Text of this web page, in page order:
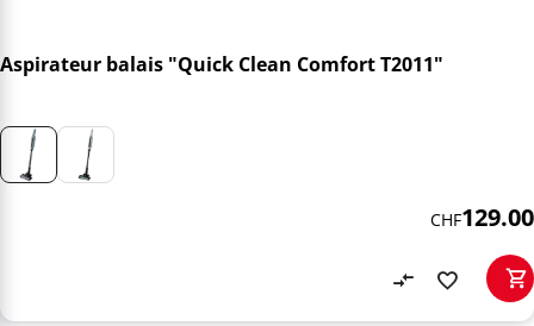
Aspirateur balais "Quick Clean Comfort T2011"
CHF129.00